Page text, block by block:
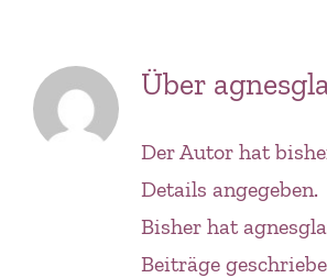
springen
Über
Der Autor hat
Details angegeben.
Bisher hat
Beiträge